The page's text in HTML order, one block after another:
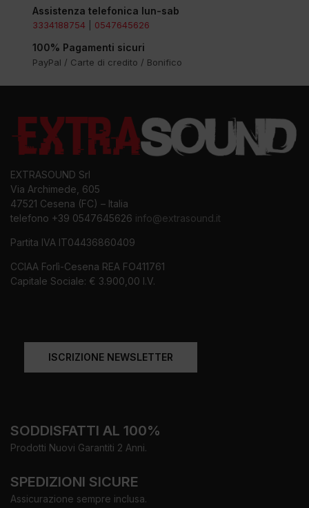
Assistenza telefonica lun-sab
3334188754 0547645626
100% Pagamenti sicuri
PayPal / Carte di credito / Bonifico
EXTRASOUND Srl
Via Archimede, 605
47521 Cesena (FC) – Italia
telefono +39 0547645626 info@extrasound.it
Partita IVA IT04436860409
CCIAA Forlì-Cesena REA FO411761
Capitale Sociale: € 3.900,00 I.V.
ISCRIZIONE NEWSLETTER
SODDISFATTI AL 100%
Prodotti Nuovi Garantiti 2 Anni.
SPEDIZIONI SICURE
Assicurazione sempre inclusa.